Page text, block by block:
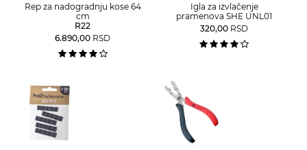
Rep za nadogradnju kose 64
cm
R22
6.890,00 RSD
Igla za izvlačenje
pramenova SHE UNL01
320,00 RSD